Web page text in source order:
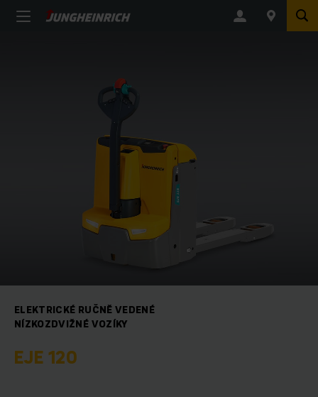
ELEKTRICKÉ RUČNĚ VEDENÉ
NÍZKOZDVIŽNÉ VOZÍKY
EJE 120